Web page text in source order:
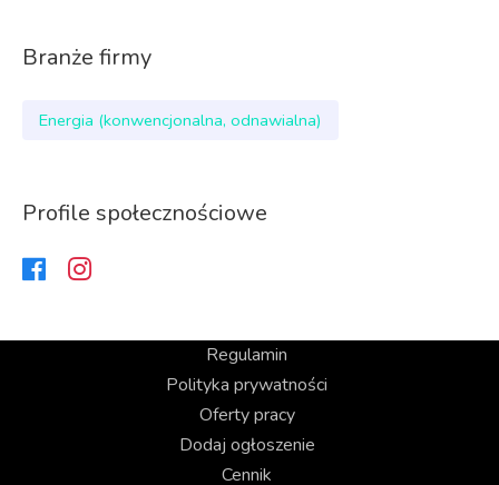
Branże firmy
Energia (konwencjonalna, odnawialna)
Profile społecznościowe
Regulamin
Polityka prywatności
Oferty pracy
Dodaj ogłoszenie
Cennik